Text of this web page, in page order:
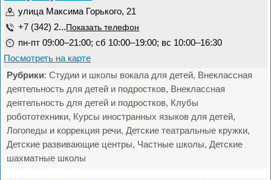
улица Максима Горького, 21
+7 (342) 2... Показать телефон
пн-пт 09:00–21:00; сб 10:00–19:00; вс 10:00–16:30
Посмотреть на карте
Рубрики: Студии и школы вокала для детей, Внеклассная
деятельность для детей и подростков, Внеклассная
деятельность для детей и подростков, Клубы
робототехники, Курсы иностранных языков для детей,
Логопеды и коррекция речи, Детские театральные кружки,
Детские развивающие центры, Частные школы, Детские
шахматные школы